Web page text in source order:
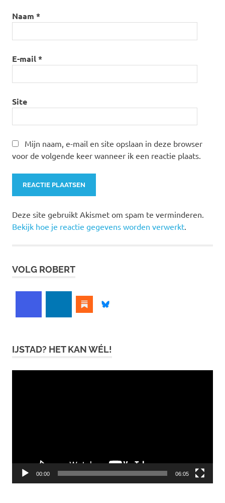
Naam *
E-mail*
Site
Mijn naam, e-mail en site opslaan in deze browser
voor de volgende keer wanneer ik een reactie plaats.
Deze site gebruikt Akismet om spam te verminderen.
Bekijk hoe je reactie gegevens worden verwerkt.
VOLG ROBERT
IJSTAD? HET KAN WÉL!
00:00 06:05